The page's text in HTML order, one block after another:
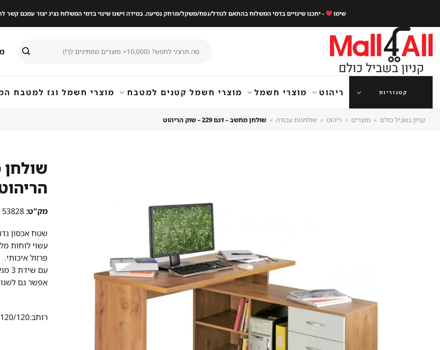
content
שימו - יתכנו שינויים בדמי המשלוח בהתאם לגודל/נפח/משקל/מרחק נסיעה. במידה וישנו שינוי בדמי המשלוח נציג יצור עמכם
עבור:
קטגוריות ריהוט מוצרי חשמל מוצרי חשמל קטנים למטבח מוצרי חשמל וגז למטבח
קניון בשביל כולם » מוצרים » ריהוט » שולחנות עבודה » שולחן מחשב – דגם 229 – שוק הריהוט
מק"ט:
שטח אכסון
עשוי לוחות
פרזול איכותי.
עם שידת 3 מגירות טלסקופיות.
אפשר גם
רוחב:120/120 ס"מ גובה:75 ס"מ עומק:60 ס"מ